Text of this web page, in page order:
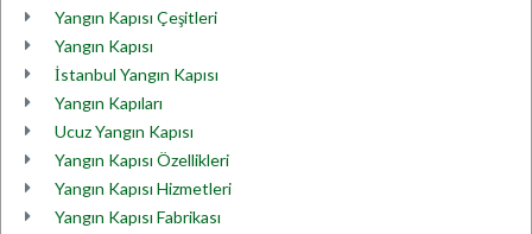
Yangın Kapısı Çeşitleri
Yangın Kapısı
İstanbul Yangın Kapısı
Yangın Kapıları
Ucuz Yangın Kapısı
Yangın Kapısı Özellikleri
Yangın Kapısı Hizmetleri
Yangın Kapısı Fabrikası